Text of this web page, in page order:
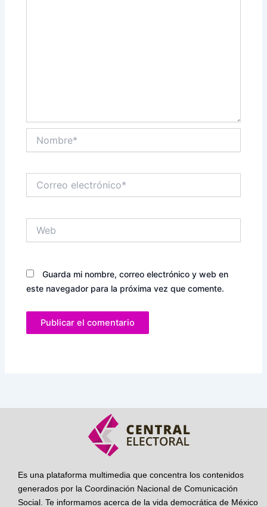
electrónico*
Guarda mi nombre, correo electrónico y web en
este navegador para la próxima vez que comente.
Es una plataforma multimedia que concentra los contenidos
generados por la Coordinación Nacional de Comunicación
Social. Te informamos acerca de la vida democrática de México